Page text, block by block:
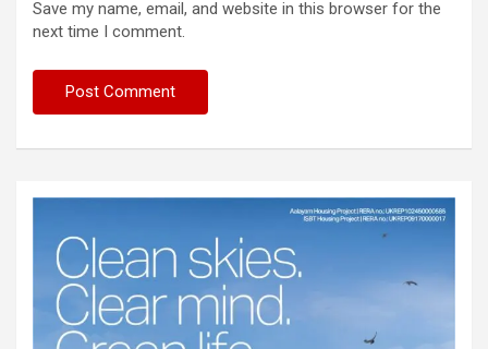
Save my name, email, and website in this browser for the
next time I comment.